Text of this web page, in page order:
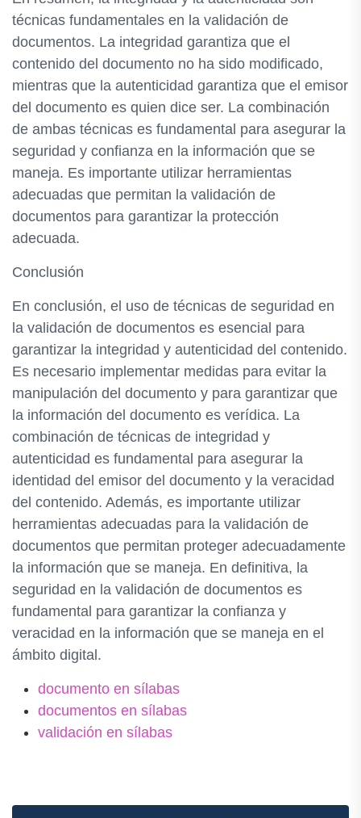
técnicas fundamentales en la validación de
documentos. La integridad garantiza que el
contenido del documento no ha sido modificado,
mientras que la autenticidad garantiza que el emisor
del documento es quien dice ser. La combinación
de ambas técnicas es fundamental para asegurar la
seguridad y confianza en la información que se
maneja. Es importante utilizar herramientas
adecuadas que permitan la validación de
documentos para garantizar la protección
adecuada.
Conclusión
En conclusión, el uso de técnicas de seguridad en
la validación de documentos es esencial para
garantizar la integridad y autenticidad del contenido.
Es necesario implementar medidas para evitar la
manipulación del documento y para garantizar que
la información del documento es verídica. La
combinación de técnicas de integridad y
autenticidad es fundamental para asegurar la
identidad del emisor del documento y la veracidad
del contenido. Además, es importante utilizar
herramientas adecuadas para la validación de
documentos que permitan proteger adecuadamente
la información que se maneja. En definitiva, la
seguridad en la validación de documentos es
fundamental para garantizar la confianza y
veracidad en la información que se maneja en el
ámbito digital.
documento en sílabas
documentos en sílabas
validación en sílabas